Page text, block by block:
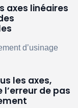
axes linéaires
d’usinage
les axes,
de pas